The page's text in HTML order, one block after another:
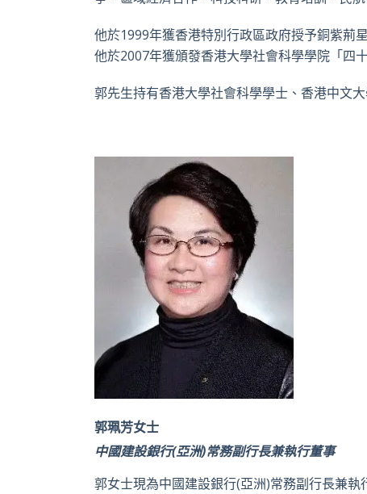
他於1999年獲香港特別行政區政府授予銅紫荊
他於2007年獲頒發香港大學社會科學學院「四
郭先生持有香港大學社會科學學士、香港中文
郭珮芳女士
中國建設銀行(亞洲)常務副行長兼執行董事
郭女士現為中國建設銀行(亞洲)常務副行長兼